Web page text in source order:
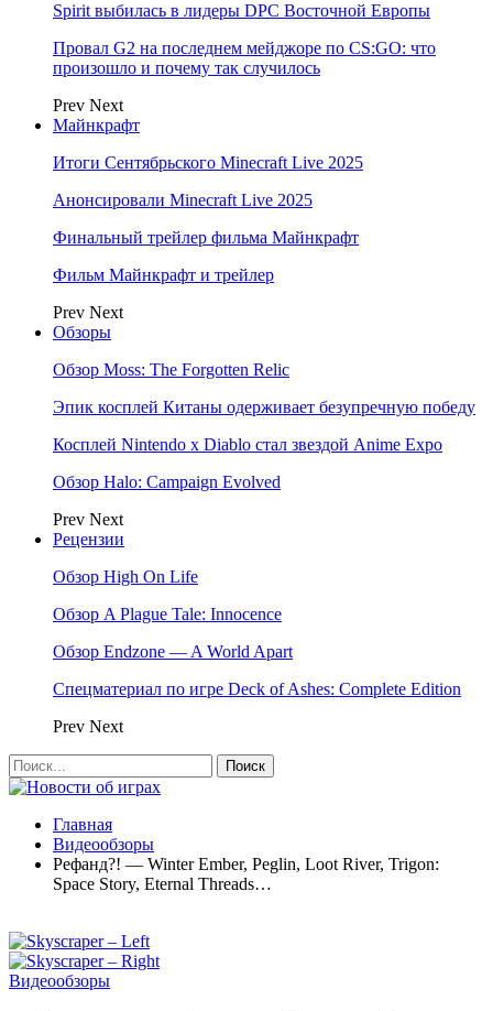
Spirit выбилась в лидеры DPC Восточной Европы
Провал G2 на последнем мейджоре по CS:GO: что
произошло и почему так случилось
Prev Next
Майнкрафт
Итоги Сентябрьского Minecraft Live 2025
Анонсировали Minecraft Live 2025
Финальный трейлер фильма Майнкрафт
Фильм Майнкрафт и трейлер
Prev Next
Обзоры
Обзор Moss: The Forgotten Relic
Эпик косплей Китаны одерживает безупречную победу
Косплей Nintendo x Diablo стал звездой Anime Expo
Обзор Halo: Campaign Evolved
Prev Next
Рецензии
Обзор High On Life
Обзор A Plague Tale: Innocence
Обзор Endzone — A World Apart
Спецматериал по игре Deck of Ashes: Complete Edition
Prev Next
Главная
Видеообзоры
Рефанд?! — Winter Ember, Peglin, Loot River, Trigon:
Space Story, Eternal Threads…
Видеообзоры